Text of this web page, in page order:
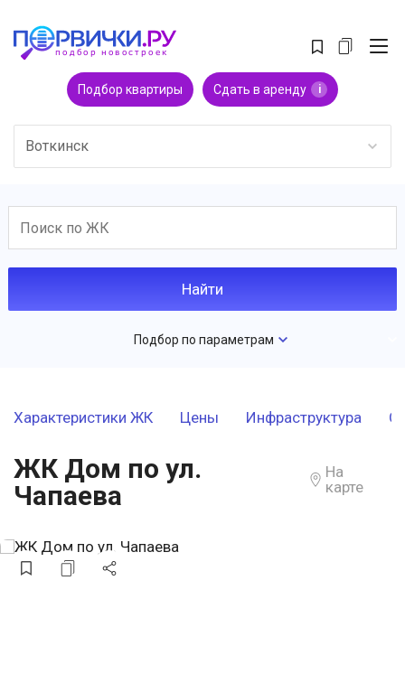
Подбор квартиры Сдать в аренду i
Воткинск
Подбор по параметрам
Характеристики ЖК Цены Инфраструктура
ЖК Дом по ул.
Чапаева
На
карте